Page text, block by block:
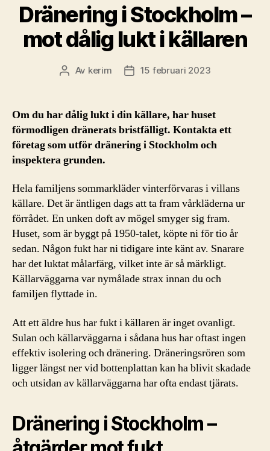
Dränering i Stockholm –
mot dålig lukt i källaren
Inläggsförfattare
Av kerim Inläggsdatum
15 februari 2023
Om du har dålig lukt i din källare, har huset
förmodligen dränerats bristfälligt. Kontakta ett
företag som utför dränering i Stockholm och
inspektera grunden.
Hela familjens sommarkläder vinterförvaras i villans
källare. Det är äntligen dags att ta fram vårkläderna ur
förrådet. En unken doft av mögel smyger sig fram.
Huset, som är byggt på 1950-talet, köpte ni för tio år
sedan. Någon fukt har ni tidigare inte känt av. Snarare
har det luktat målarfärg, vilket inte är så märkligt.
Källarväggarna var nymålade strax innan du och
familjen flyttade in.
Att ett äldre hus har fukt i källaren är inget ovanligt.
Sulan och källarväggarna i sådana hus har oftast ingen
effektiv isolering och dränering. Dräneringsrören som
ligger längst ner vid bottenplattan kan ha blivit skadade
och utsidan av källarväggarna har ofta endast tjärats.
Dränering i Stockholm –